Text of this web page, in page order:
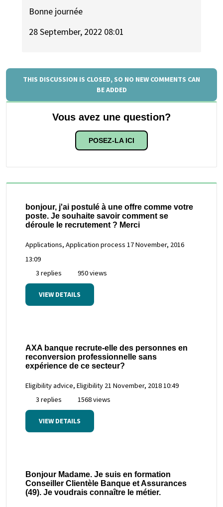
Bonne journée
28 September, 2022 08:01
THIS DISCUSSION IS CLOSED, SO NO NEW COMMENTS CAN
BE ADDED
Vous avez une question?
POSEZ-LA ICI
bonjour, j'ai postulé à une offre comme votre
poste. Je souhaite savoir comment se
déroule le recrutement ? Merci
Applications, Application process 17 November, 2016
13:09
3 replies
950 views
VIEW DETAILS
AXA banque recrute-elle des personnes en
reconversion professionnelle sans
expérience de ce secteur?
Eligibility advice, Eligibility 21 November, 2018 10:49
3 replies
1568 views
VIEW DETAILS
Bonjour Madame. Je suis en formation
Conseiller Clientèle Banque et Assurances
(49). Je voudrais connaître le métier.